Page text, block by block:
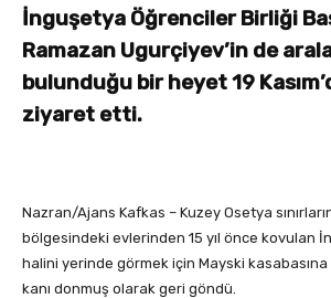
İnguşetya Öğrenciler Birliği
Ramazan Ugurçiyev’in de
bulunduğu bir heyet 19
ziyaret etti.
Nazran/Ajans Kafkas – Kuzey Osetya
bölgesindeki evlerinden 15 yıl önce kovulan
halini yerinde görmek için Mayski
kanı donmuş olarak geri göndü.